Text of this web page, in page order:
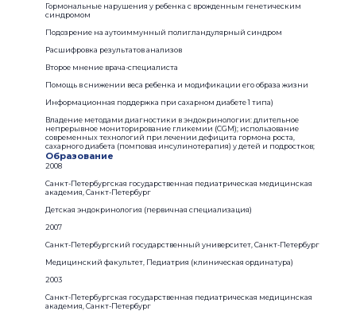
Гормональные нарушения у ребенка с врожденным генетическим
синдромом
Подозрение на аутоиммунный полигландулярный синдром
Расшифровка результатов анализов
Второе мнение врача-специалиста
Помощь в снижении веса ребенка и модификации его образа жизни
Информационная поддержка при сахарном диабете 1 типа)
Владение методами диагностики в эндокринологии: длительное
непрерывное мониторирование гликемии (CGM); использование
современных технологий при лечении дефицита гормона роста,
сахарного диабета (помповая инсулинотерапия) у детей и подростков;
Образование
2008
Санкт-Петербургская государственная педиатрическая медицинская
академия, Санкт-Петербург
Детская эндокринология (первичная специализация)
2007
Санкт-Петербургский государственный университет, Санкт-Петербург
Медицинский факультет, Педиатрия (клиническая ординатура)
2003
Санкт-Петербургская государственная педиатрическая медицинская
академия, Санкт-Петербург